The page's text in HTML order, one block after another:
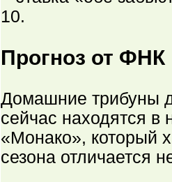
10.
Прогноз от ФНК
Домашние трибуны
сейчас находятся
«Монако», который
сезона отличается